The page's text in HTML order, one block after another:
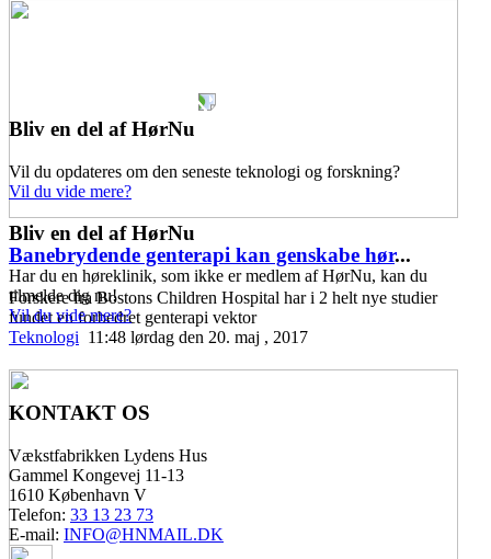
Banebrydende genterapi kan genskabe hør...
Forskere fra Bostons Children Hospital har i 2 helt nye studier
fundet en forbedret genterapi vektor
Teknologi 11:48 lørdag den 20. maj , 2017
Bliv en del af HørNu
Vil du opdateres om den seneste teknologi og forskning?
Vil du vide mere?
Bliv en del af HørNu
Har du en høreklinik, som ikke er medlem af HørNu, kan du
tilmelde dig nu!
Vil du vide mere?
KONTAKT OS
Vækstfabrikken Lydens Hus
Gammel Kongevej 11-13
1610 København V
Telefon: 33 13 23 73
E-mail: INFO@HNMAIL.DK